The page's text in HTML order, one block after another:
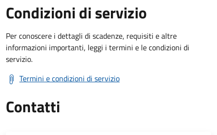
Condizioni di servizio
Per conoscere i dettagli di scadenze, requisiti e altre
informazioni importanti, leggi i termini e le condizioni di
servizio.
Termini e condizioni di servizio
Contatti